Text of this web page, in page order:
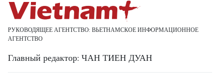
РУКОВОДЯЩЕЕ АГЕНТСТВО: ВЬЕТНАМСКОЕ ИНФОРМАЦИОННОЕ
АГЕНТСТВО
Главный редактор: ЧАН ТИЕН ДУАН